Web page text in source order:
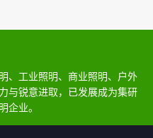
、工业照明、商业照明、户外
与锐意进取，已发展成为集研
企业。